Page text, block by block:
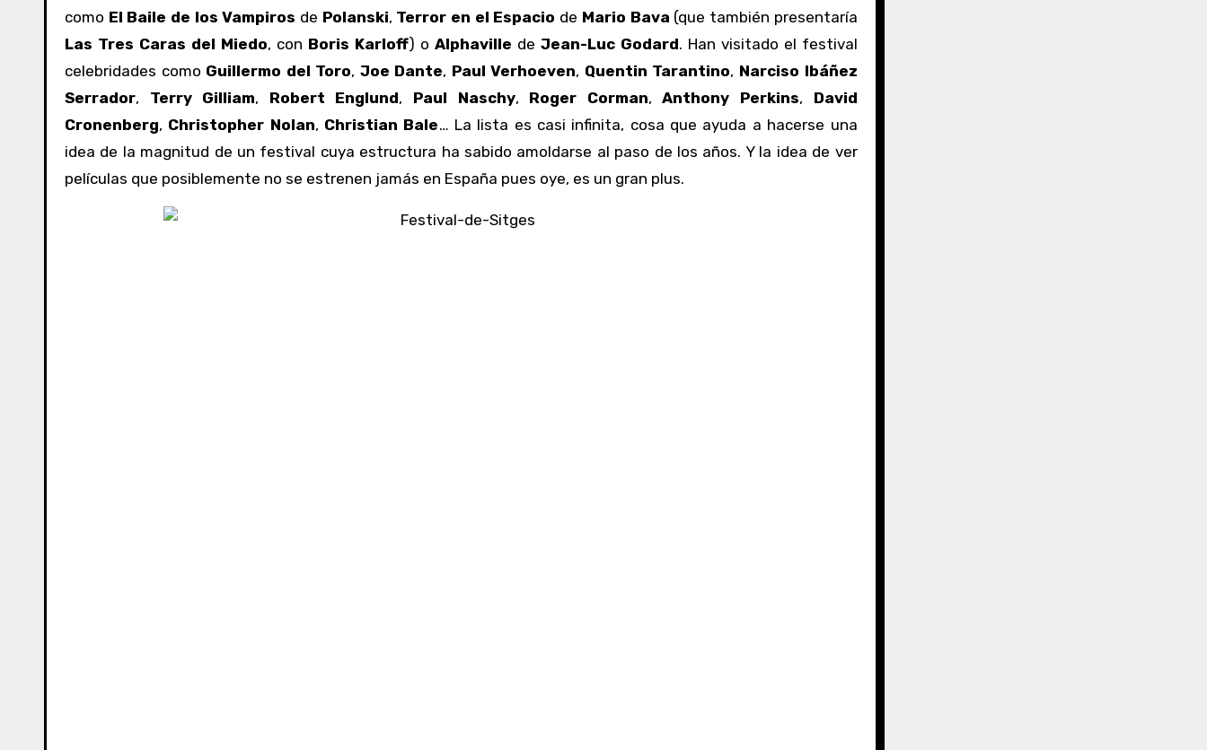
como El Baile de los Vampiros de Polanski, Terror en el Espacio de Mario Bava (que también presentaría
Las Tres Caras del Miedo, con Boris Karloff) o Alphaville de Jean-Luc Godard. Han visitado el festival
celebridades como Guillermo del Toro, Joe Dante, Paul Verhoeven, Quentin Tarantino, Narciso Ibáñez
Serrador, Terry Gilliam, Robert Englund, Paul Naschy, Roger Corman,Anthony Perkins, David
Cronenberg, Christopher Nolan, Christian Bale… La lista es casi infinita, cosa que ayuda a hacerse una
idea de la magnitud de un festival cuya estructura ha sabido amoldarse al paso de los años. Y la idea de ver
películas que posiblemente no se estrenen jamás en España pues oye, es un gran plus.